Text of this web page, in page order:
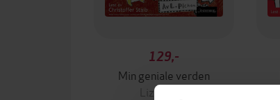
129,-
Min geniale verden
Liz Pichon